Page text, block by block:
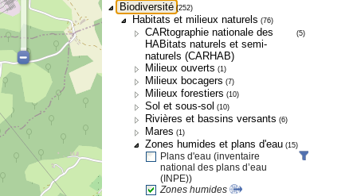
Biodiversité (252)
Habitats et milieux naturels (76)
CARtographie nationale des
HABitats naturels et semi-
naturels (CARHAB)
(5)
Milieux ouverts (1)
Milieux bocagers (7)
Milieux forestiers (10)
Sol et sous-sol (10)
Rivières et bassins versants (6)
Mares (1)
Zones humides et plans d'eau (15)
Plans d'eau (inventaire
national des plans d’eau
(INPE))
Zones humides